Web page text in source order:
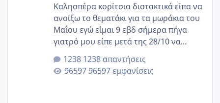
Καλησπέρα κορίτσια διστακτικά είπα να
ανοίξω το θεματάκι για τα μωράκια του
Μαΐου εγώ είμαι 9 εβδ σήμερα πήγα
γιατρό μου είπε μετά της 28/10 να
κλείσω ραντεβού για την αυχενική είναι
καμιά άλλη κοπέλα να γεννάει Μάιο ;;
1238 απαντήσεις
96597 εμφανίσεις